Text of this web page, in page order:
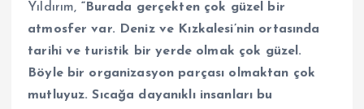
Yıldırım, “Burada gerçekten çok güzel bir
atmosfer var. Deniz ve Kızkalesi’nin ortasında
tarihi ve turistik bir yerde olmak çok güzel.
Böyle bir organizasyon parçası olmaktan çok
mutluyuz. Sıcağa dayanıklı insanları bu